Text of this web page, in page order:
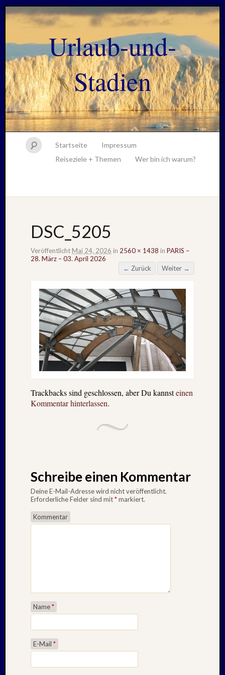
Urlaub-und-
Stadien
Startseite
Impressum
Reiseziele + Themen
Wer bin ich warum?
DSC_5205
Veröffentlicht Mai 24, 2026 in 2560 × 1438 in PARIS –
28. März – 03. April 2026
← Zurück
Weiter →
Trackbacks sind geschlossen, aber Du kannsteinen
Kommentar hinterlassen.
Schreibe einen Kommentar
Deine E-Mail-Adresse wird nicht veröffentlicht.
Erforderliche Felder sind mit*markiert.
Kommentar
Name*
E-Mail *